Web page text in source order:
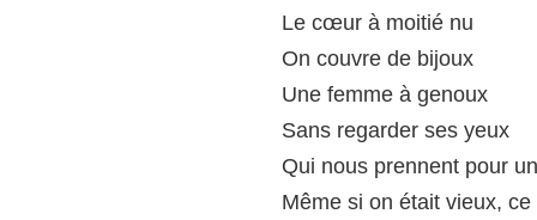
Le cœur à moitié nu
On couvre de bijoux
Une femme à genoux
Sans regarder ses yeux
Qui nous prennent pour
Même si on était vieux,